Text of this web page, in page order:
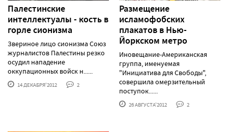
Палестинские
интеллектуалы - кость в
горле сионизма
Звериное лицо сионизма Союз
журналистов Палестины резко
осудил нападение
оккупационных войск н......
14 ДЕКАБРЯ'2012 2
Размещение
исламофобских
плакатов в Нью-
Йоркском метро
Иновещание-Американская
группа, именуемая
"Инициатива для Свободы",
совершила омерзительный
поступок......
26 АВГУСТА'2012 2